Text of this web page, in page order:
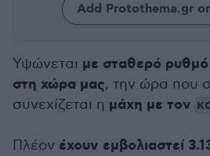
Add Protothema.gr
Υψώνεται με σταθερό ρυθμό
στη χώρα μας, την ώρα που
συνεχίζεται η μάχη με τον
Πλέον έχουν εμβολιαστεί